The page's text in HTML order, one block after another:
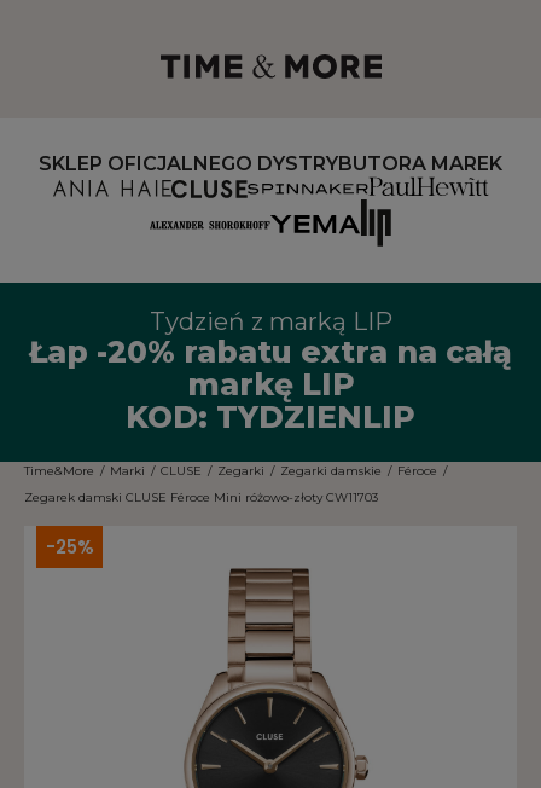
SKLEP OFICJALNEGO DYSTRYBUTORA MAREK
Tydzień z marką LIP
Łap -20% rabatu extra na całą
markę LIP
KOD: TYDZIENLIP
Time&More / Marki / CLUSE / Zegarki / Zegarki damskie / Féroce /
Zegarek damski CLUSE Féroce Mini różowo-złoty CW11703
-25%